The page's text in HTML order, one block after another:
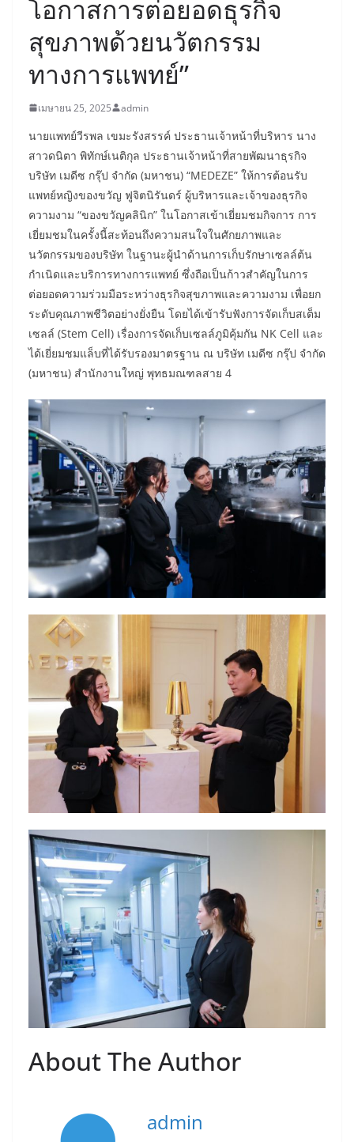
โอกาสการต่อยอดธุรกิจ
สุขภาพด้วยนวัตกรรม
ทางการแพทย์”
เมษายน 25, 2025 admin
นายแพทย์วีรพล เขมะรังสรรค์ ประธานเจ้าหน้าที่บริหาร นาง
สาวดนิตา พิทักษ์เนติกุล ประธานเจ้าหน้าที่สายพัฒนาธุรกิจ
บริษัท เมดีซ กรุ๊ป จำกัด (มหาชน) “MEDEZE” ให้การต้อนรับ
แพทย์หญิงของขวัญ ฟูจิตนิรันดร์ ผู้บริหารและเจ้าของธุรกิจ
ความงาม “ของขวัญคลินิก” ในโอกาสเข้าเยี่ยมชมกิจการ การ
เยี่ยมชมในครั้งนี้สะท้อนถึงความสนใจในศักยภาพและ
นวัตกรรมของบริษัท ในฐานะผู้นำด้านการเก็บรักษาเซลล์ต้น
กำเนิดและบริการทางการแพทย์ ซึ่งถือเป็นก้าวสำคัญในการ
ต่อยอดความร่วมมือระหว่างธุรกิจสุขภาพและความงาม เพื่อยก
ระดับคุณภาพชีวิตอย่างยั่งยืน โดยได้เข้ารับฟังการจัดเก็บสเต็ม
เซลล์ (Stem Cell) เรื่องการจัดเก็บเซลล์ภูมิคุ้มกัน NK Cell และ
ได้เยี่ยมชมแล็บที่ได้รับรองมาตรฐาน ณ บริษัท เมดีซ กรุ๊ป จำกัด
(มหาชน) สำนักงานใหญ่ พุทธมณฑลสาย 4
About The Author
admin